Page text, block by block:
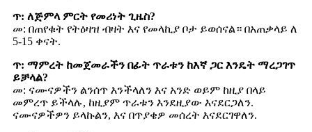
ጥ: ለጅምላ ምርት የመሪነት ጊዜስ?
መ: በጠየቁት የትዕዛዝ ብዛት እና የመላኪያ ቦታ ይወሰናል። በአጠቃላይ ለ
5-15 ቀናት.
ጥ: ማምረት ከመጀመራችን በፊት ጥራቱን ከእኛ ጋር እንዴት ማረጋገጥ
ይቻላል?
መ: ናሙናዎችን ልንሰጥ እንችላለን እና አንድ ወይም ከዚያ በላይ
መምረጥ ይችላሉ, ከዚያም ጥራቱን እንደዚያው እናደርጋለን.
ናሙናዎችዎን ይላኩልን, እና በጥያቄዎ መሰረት እናደርገዋለን.